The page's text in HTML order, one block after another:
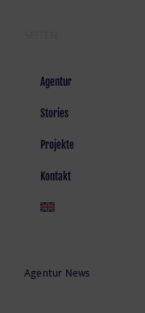
Agentur
Stories
Projekte
Kontakt
Agentur News